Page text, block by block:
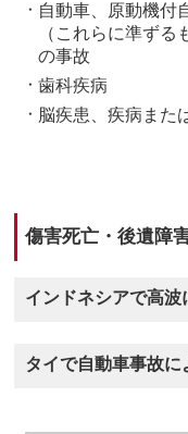
自動車、原動機付
（これらに準ず
の事故
歯科疾病
脳疾患、疾病また
傷害死亡・後遺障
インドネシアで高
タイで自動車事故